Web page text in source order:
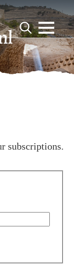
Search
for:
for:
subscriptions.